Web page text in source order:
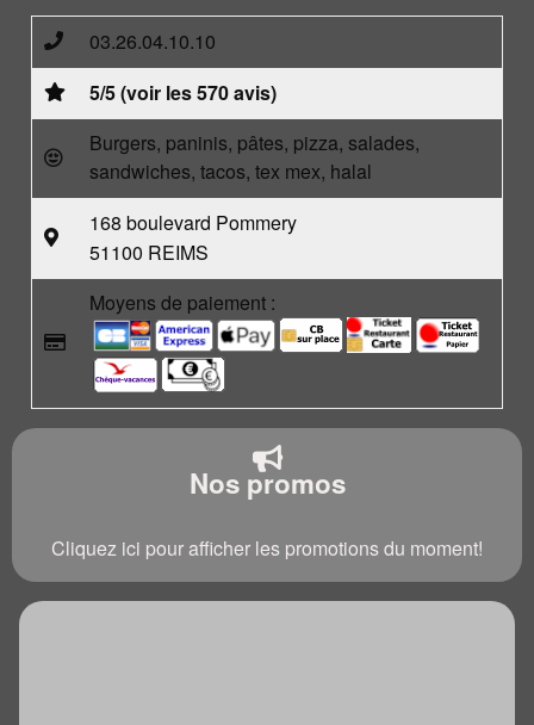
03.26.04.10.10
5/5 (voir les 570 avis)
Burgers, paninis, pâtes, pizza, salades,
sandwiches, tacos, tex mex, halal
168 boulevard Pommery
51100 REIMS
Moyens de paiement :
Nos promos
Cliquez ici pour afficher les promotions du moment!